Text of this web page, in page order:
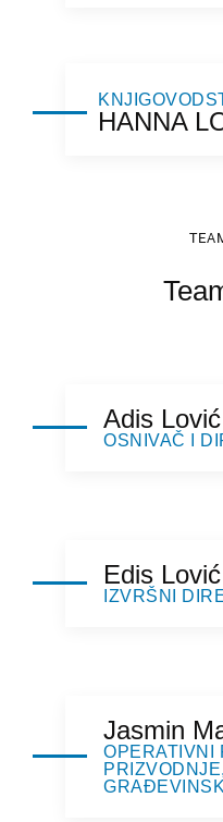
HANNA
Adis Lović
OSNIVAČ I
Edis Lović
IZVRŠNI
Jasmin
OPERATIVNI